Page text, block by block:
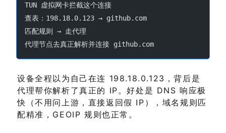
TUN 虚拟网卡拦截这个连接
查表：198.18.0.123 → github.com
匹配规则 → 走代理
代理节点去真正解析并连接 github.com
设备全程以为自己在连 198.18.0.123，背后是
代理帮你解析了真正的 IP。好处是 DNS 响应极
快（不用问上游，直接返回假 IP），域名规则匹
配精准，GEOIP 规则也正常。